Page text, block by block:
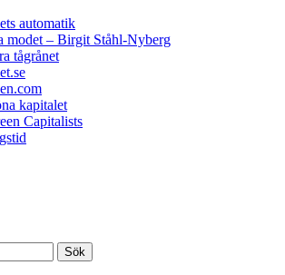
automatik
modet – Birgit Ståhl-Nyberg
tågrånet
kapitalet
Capitalists